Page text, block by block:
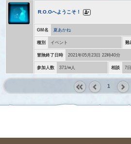
R.O.Oへようこそ！
GM名 夏あかね
種別 イベント 難
冒険終了日時 2021年05月23日 22時40分
参加人数 371/∞人 相談 7日
1